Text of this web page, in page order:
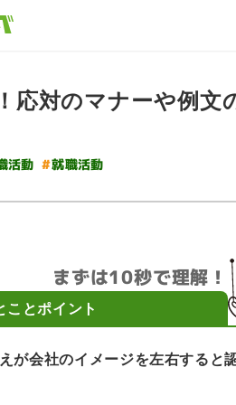
応対のマナーや例文
活動 #就職活動
まずは10秒で理解！
ことポイント
が会社のイメージを左右すると